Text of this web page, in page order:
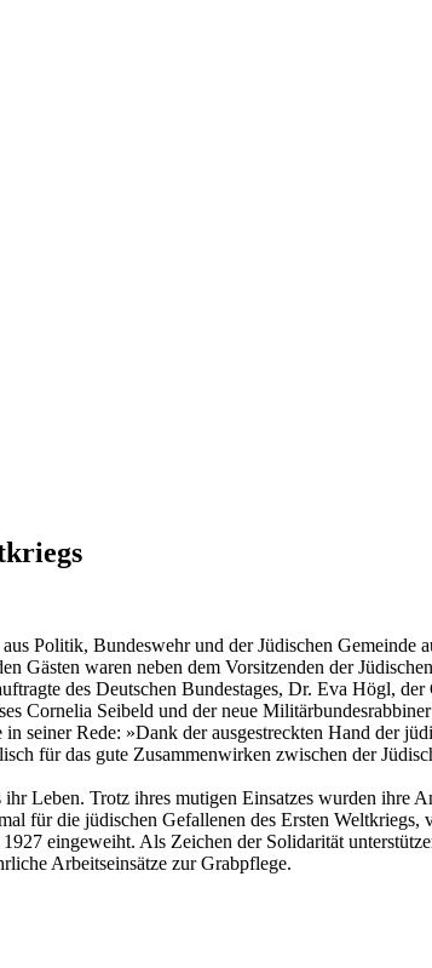
Politik, Bundeswehr und der Jüdischen Gemeinde
Gästen waren neben dem Vorsitzenden der
des Deutschen Bundestages, Dr. Eva Högl,
Cornelia Seibeld und der neue
seiner Rede: »Dank der ausgestreckten Hand der
für das gute Zusammenwirken zwischen der
Leben. Trotz ihres mutigen Einsatzes wurden ihre
für die jüdischen Gefallenen des Ersten
eingeweiht. Als Zeichen der Solidarität
Arbeitseinsätze zur Grabpflege.